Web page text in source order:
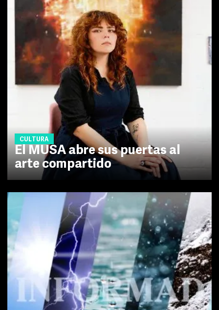
CULTURA
El MUSA abre sus puertas al
arte compartido